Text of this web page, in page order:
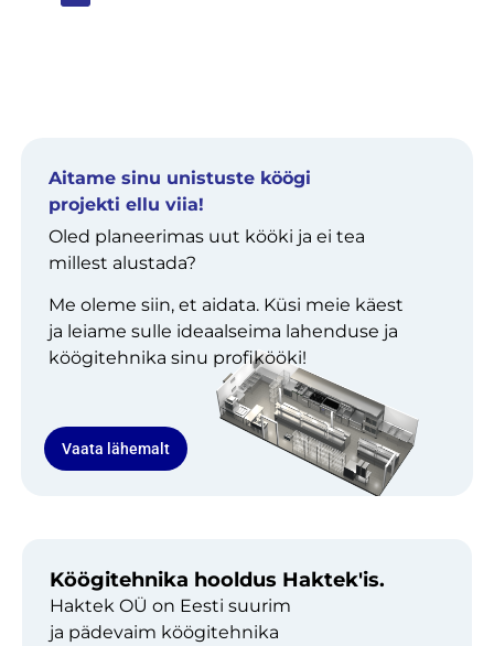
Aitame sinu unistuste köögi
projekti ellu viia!
Oled planeerimas uut kööki ja ei tea
millest alustada?
Me oleme siin, et aidata. Küsi meie käest
ja leiame sulle ideaalseima lahenduse ja
köögitehnika sinu profikööki!
Vaata lähemalt
Köögitehnika hooldus Haktek'is.
Haktek OÜ on Eesti suurim
ja pädevaim köögitehnika